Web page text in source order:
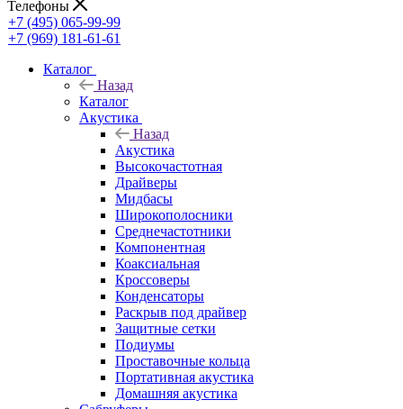
Телефоны
+7 (495) 065-99-99
+7 (969) 181-61-61
Каталог
Назад
Каталог
Акустика
Назад
Акустика
Высокочастотная
Драйверы
Мидбасы
Широкополосники
Среднечастотники
Компонентная
Коаксиальная
Кроссоверы
Конденсаторы
Раскрыв под драйвер
Защитные сетки
Подиумы
Проставочные кольца
Портативная акустика
Домашняя акустика